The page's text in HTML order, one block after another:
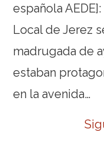
española
Local de Jerez
madrugada de
estaban
en la avenida…